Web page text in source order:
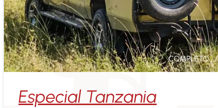
COMPLETO
Especial Tanzania